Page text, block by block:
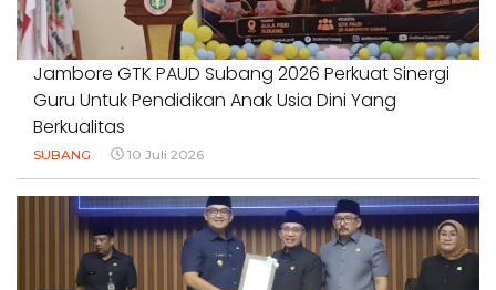
Jambore GTK PAUD Subang 2026 Perkuat Sinergi
Guru Untuk Pendidikan Anak Usia Dini Yang
Berkualitas
SUBANG 10 Juli 2026